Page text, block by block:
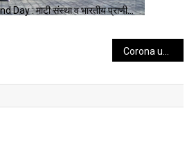
Day : माटी संस्था व भारतीय प्राणी…